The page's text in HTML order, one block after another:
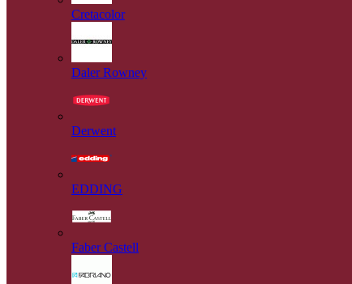
Cretacolor
Daler Rowney
Derwent
EDDING
Faber Castell